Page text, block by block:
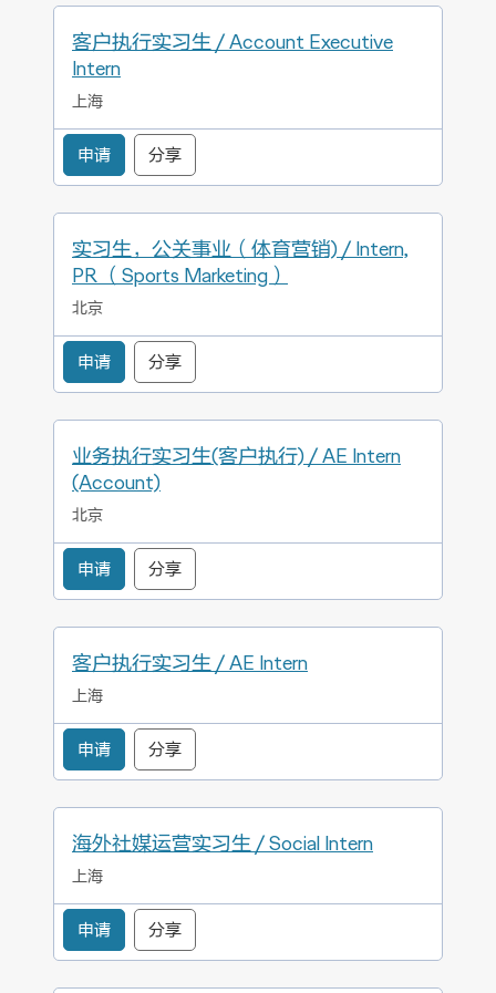
客户执行实习生 / Account Executive
Intern
上海
申请 分享
实习生，公关事业（体育营销) / Intern,
PR （Sports Marketing）
北京
申请 分享
业务执行实习生(客户执行) / AE Intern
(Account)
北京
申请 分享
客户执行实习生 / AE Intern
上海
申请 分享
海外社媒运营实习生 / Social Intern
上海
申请 分享